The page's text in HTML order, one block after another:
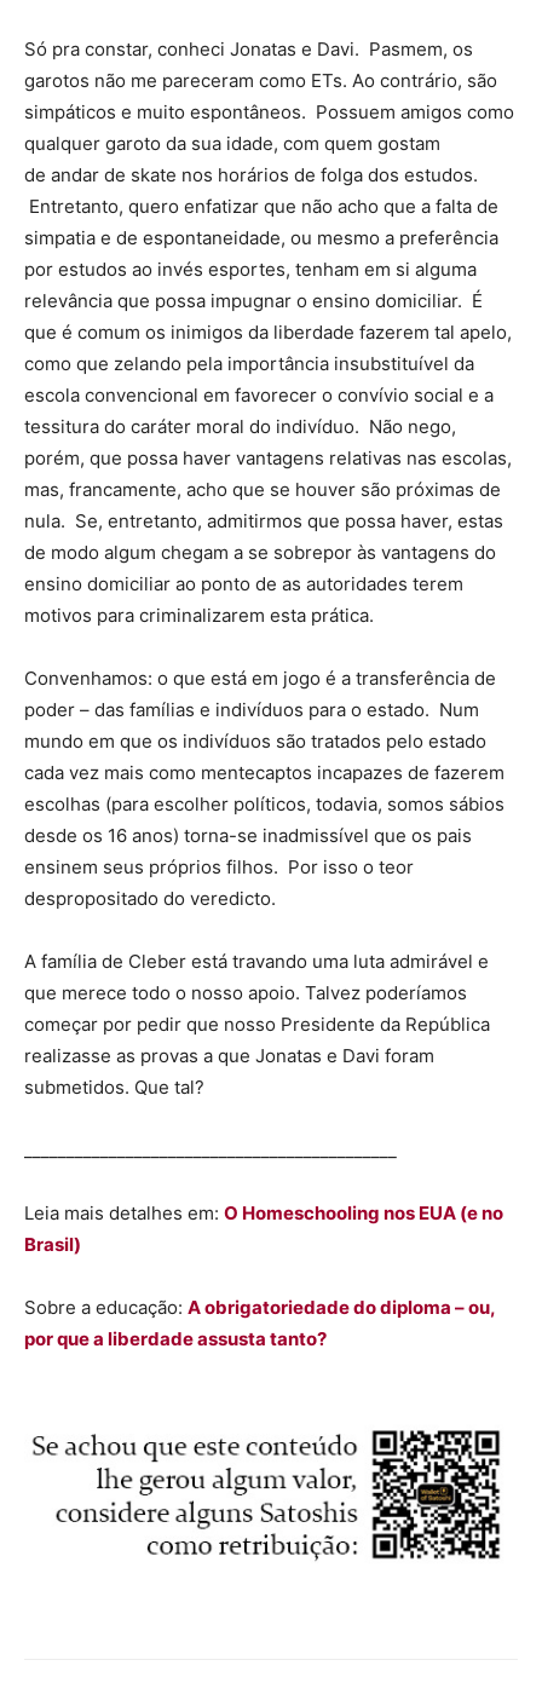
Só pra constar, conheci Jonatas e Davi. Pasmem, os
garotos não me pareceram como ETs. Ao contrário, são
simpáticos e muito espontâneos. Possuem amigos como
qualquer garoto da sua idade, com quem gostam
de andar de skate nos horários de folga dos estudos.
Entretanto, quero enfatizar que não acho que a falta de
simpatia e de espontaneidade, ou mesmo a preferência
por estudos ao invés esportes, tenham em si alguma
relevância que possa impugnar o ensino domiciliar. É
que é comum os inimigos da liberdade fazerem tal apelo,
como que zelando pela importância insubstituível da
escola convencional em favorecer o convívio social e a
tessitura do caráter moral do indivíduo. Não nego,
porém, que possa haver vantagens relativas nas escolas,
mas, francamente, acho que se houver são próximas de
nula. Se, entretanto, admitirmos que possa haver, estas
de modo algum chegam a se sobrepor às vantagens do
ensino domiciliar ao ponto de as autoridades terem
motivos para criminalizarem esta prática.
Convenhamos: o que está em jogo é a transferência de
poder – das famílias e indivíduos para o estado. Num
mundo em que os indivíduos são tratados pelo estado
cada vez mais como mentecaptos incapazes de fazerem
escolhas (para escolher políticos, todavia, somos sábios
desde os 16 anos) torna-se inadmissível que os pais
ensinem seus próprios filhos. Por isso o teor
despropositado do veredicto.
A família de Cleber está travando uma luta admirável e
que merece todo o nosso apoio. Talvez poderíamos
começar por pedir que nosso Presidente da República
realizasse as provas a que Jonatas e Davi foram
submetidos. Que tal?
Leia mais detalhes em: O Homeschooling nos EUA (e no
Brasil)
Sobre a educação: A obrigatoriedade do diploma – ou,
por que a liberdade assusta tanto?